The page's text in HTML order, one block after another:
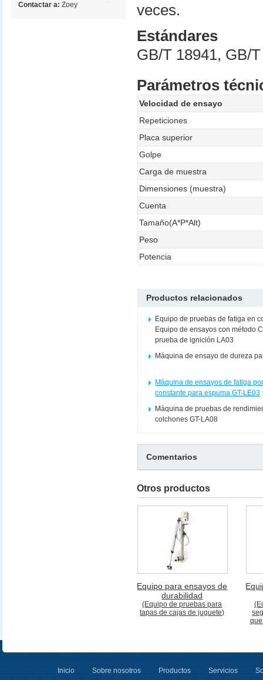
Contactar a:Zoey
veces.
Estándares
GB/T 18941, GB/
Parámetros
Velocidad de ensayo
Repeticiones
Placa superior
Golpe
Carga de muestra
Dimensiones (muestra)
Cuenta
Tamaño(A*P*Alt)
Peso
Potencia
Productos relacionados
Equipo de pruebas de fatiga en
Equipo de ensayos con método
prueba de ignición LA03
Máquina de ensayo de dureza
Máquina de ensayos de fatiga
constante para espuma GT-LE03
Máquina de pruebas de
colchones GT-LA08
Comentarios
Otros productos
Equipo para ensayos de
durabilidad
(Equipo de pruebas para
tapas de cajas de juguete)
Inicio Sobre nosotros Productos Servicios